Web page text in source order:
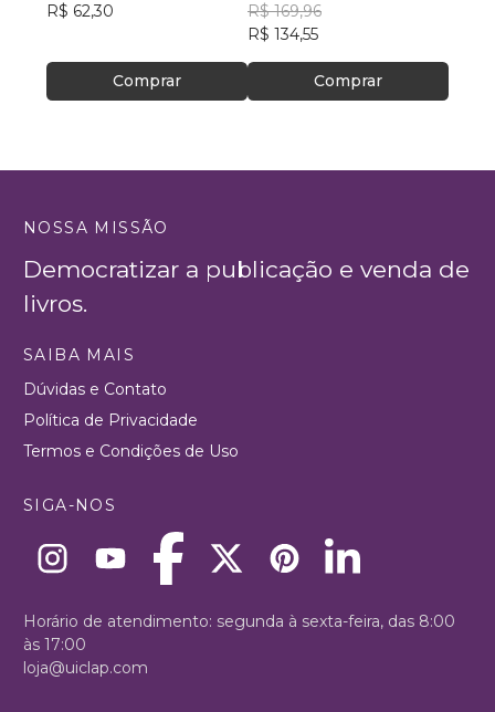
R$ 62,30
Comprar
R$ 169,96
R$ 134,55
Comprar
NOSSA MISSÃO
Democratizar a publicação e venda de
livros.
SAIBA MAIS
Dúvidas e Contato
Política de Privacidade
Termos e Condições de Uso
SIGA-NOS
Horário de atendimento: segunda à sexta-feira, das 8:00
às 17:00
loja@uiclap.com